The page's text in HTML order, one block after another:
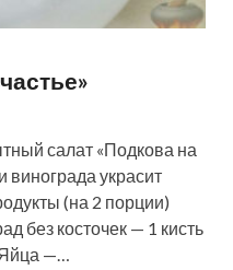
салат «Подкова на
винограда украсит
(на 2 порции)
без косточек — 1 кисть
—…